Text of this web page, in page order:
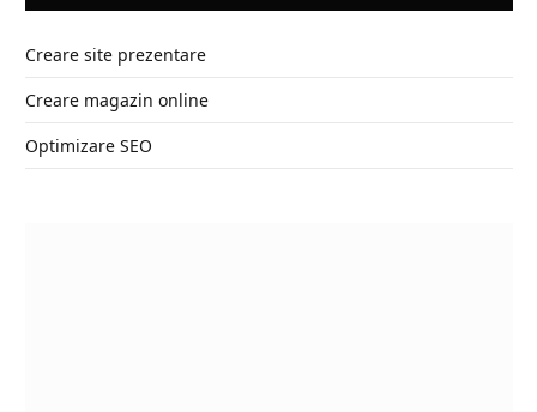
Creare site prezentare
Creare magazin online
Optimizare SEO